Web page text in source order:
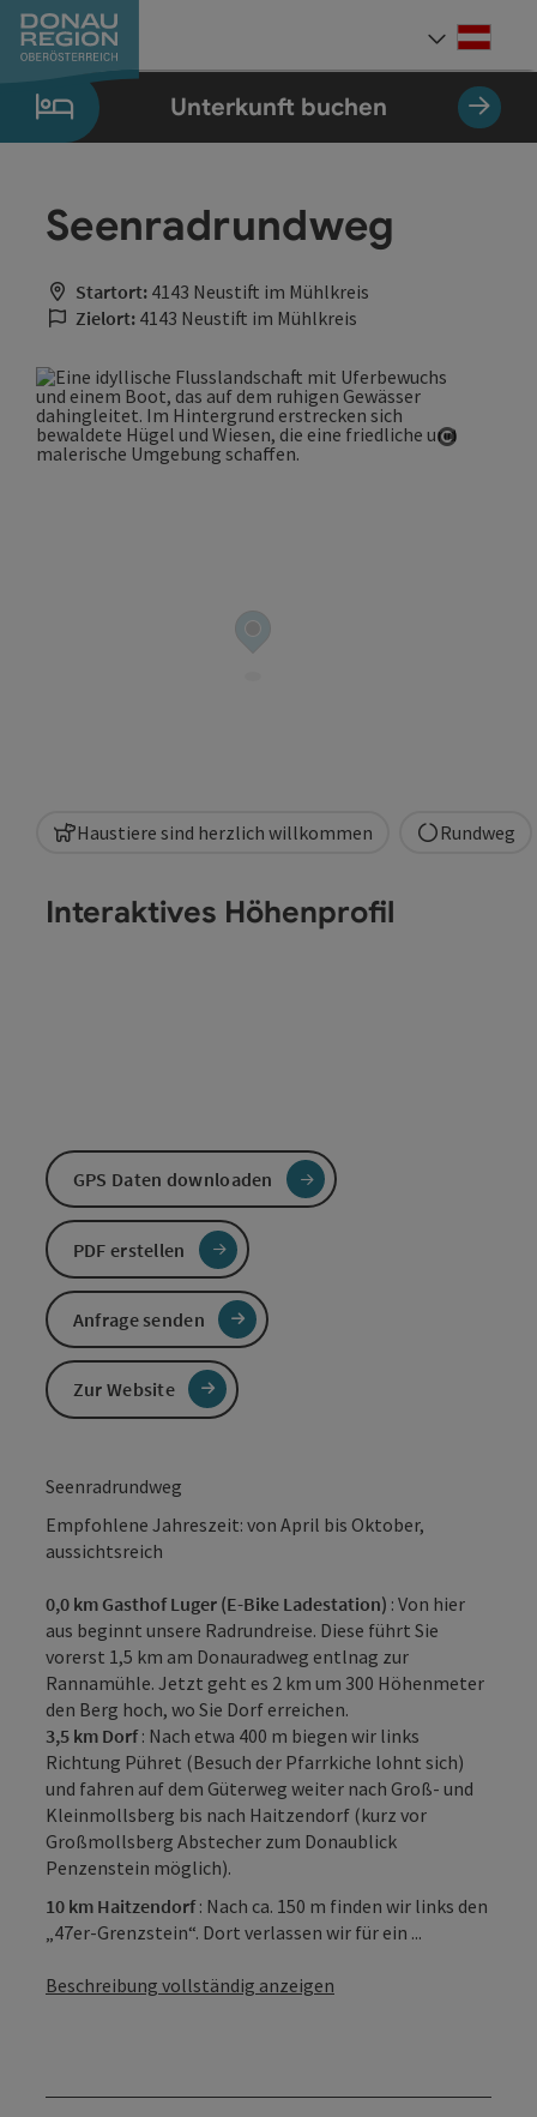
Zum Inhalt
Zur Navigation
Zum Seitenanfang
Zur Kontaktseite
Zum Impressum
Zur Startseite
Unterkunft buchen
Seenradrundweg
Startort: 4143 Neustift im Mühlkreis
Zielort: 4143 Neustift im Mühlkreis
Haustiere sind herzlich willkommen Rundweg
Seenradrundweg
Empfohlene Jahreszeit: von April bis Oktober,
aussichtsreich
0,0 km Gasthof Luger (E-Bike Ladestation) : Von hier
aus beginnt unsere Radrundreise. Diese führt Sie
vorerst 1,5 km am Donauradweg entlnag zur
Rannamühle. Jetzt geht es 2 km um 300 Höhenmeter
den Berg hoch, wo Sie Dorf erreichen.
3,5 km Dorf: Nach etwa 400 m biegen wir links
Richtung Pühret (Besuch der Pfarrkiche lohnt sich)
und fahren auf dem Güterweg weiter nach Groß- und
Kleinmollsberg bis nach Haitzendorf (kurz vor
Großmollsberg Abstecher zum Donaublick
Penzenstein möglich).
10 km Haitzendorf: Nach ca. 150 m finden wir links den
„47er-Grenzstein“. Dort verlassen wir für ein ...
Beschreibung vollständig anzeigen
Interaktives Höhenprofil
GPS Daten downloaden
PDF erstellen
Anfrage senden
Zur Website